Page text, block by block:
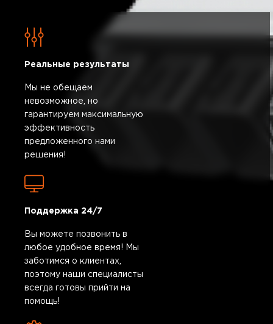
Реальные результаты
Мы не обещаем
невозможное, но
гарантируем максимальную
эффективность
предложенного нами
решения!
Поддержка 24/7
Вы можете позвонить в
любое удобное время! Мы
заботимся о клиентах,
поэтому наши специалисты
всегда готовы прийти на
помощь!